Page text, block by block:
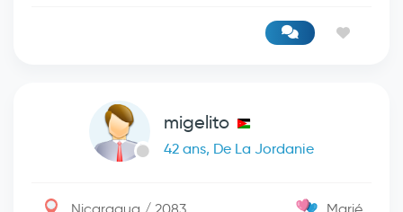
migelito
42 ans, De La Jordanie